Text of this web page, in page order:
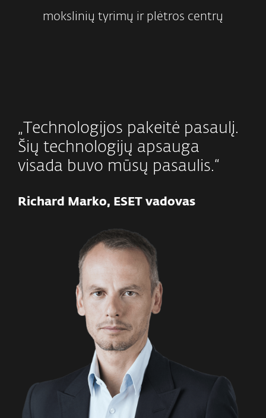
mokslinių tyrimų ir plėtros centrų
„Technologijos pakeitė pasaulį.
Šių technologijų apsauga
visada buvo mūsų pasaulis.“
Richard Marko, ESET vadovas